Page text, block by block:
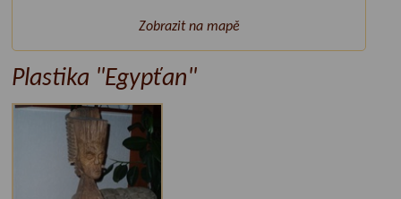
Zobrazit na mapě
Plastika "Egypťan"